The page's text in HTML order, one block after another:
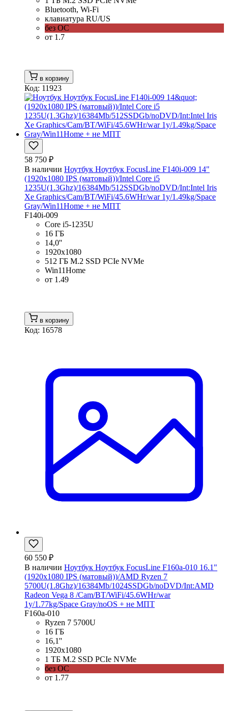
Bluetooth, Wi-Fi
клавиатура RU/US
без ОС
от 1.7
в корзину
Код: 11923
58 750 ₽
В наличии Ноутбук Ноутбук FocusLine F140i-009 14"
(1920x1080 IPS (матовый))/Intel Core i5
1235U(1.3Ghz)/16384Mb/512SSDGb/noDVD/Int:Intel Iris
Xe Graphics/Cam/BT/WiFi/45.6WHr/war 1y/1.49kg/Space
Gray/Win11Home + не МПТ
F140i-009
Core i5-1235U
16 ГБ
14,0''
1920x1080
512 ГБ M.2 SSD PCIe NVMe
Win11Home
от 1.49
в корзину
Код: 16578
60 550 ₽
В наличии Ноутбук Ноутбук FocusLine F160a-010 16.1"
(1920x1080 IPS (матовый))/AMD Ryzen 7
5700U(1.8Ghz)/16384Mb/1024SSDGb/noDVD/Int:AMD
Radeon Vega 8 /Cam/BT/WiFi/45.6WHr/war
1y/1.77kg/Space Gray/noOS + не МПТ
F160a-010
Ryzen 7 5700U
16 ГБ
16,1''
1920x1080
1 ТБ M.2 SSD PCIe NVMe
без ОС
от 1.77